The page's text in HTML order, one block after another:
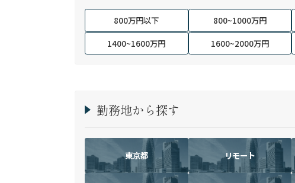
800万円以下 800~1000万円
1400~1600万円
1600~2000万円
勤務地から探す
東京都 リモート